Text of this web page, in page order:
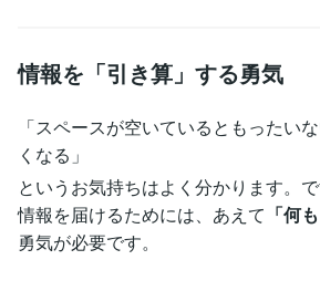
情報を「引き算」する勇気
「スペースが空いているともったい
くなる」
というお気持ちはよく分かります。
情報を届けるためには、あえて 「何
勇気が必要です。